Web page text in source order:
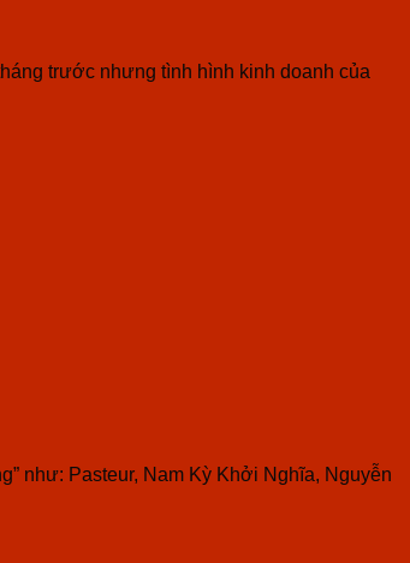
trước nhưng tình hình kinh doanh của
như: Pasteur, Nam Kỳ Khởi Nghĩa, Nguyễn